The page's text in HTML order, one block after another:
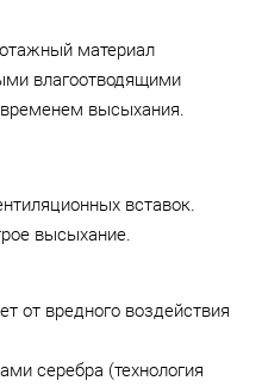
материал
влагоотводящими
высыхания.
вставок.
высыхание.
от вредного воздействия
серебра (технология